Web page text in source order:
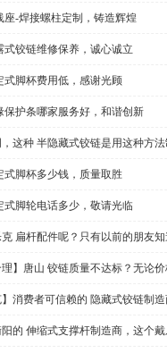
座-焊接螺柱定制，铸造辉煌
式铰链维修保养，诚心诚立
式脚杯费用低，感谢光顾
保护条哪家服务好，和谐创新
这种 半隐藏式铰链是用这种方
式脚杯多少钱，质量取胜
式脚轮电话多少，敬请光临
扁杆配件呢？只有以前的朋友
理】唐山 铰链质量不达标？无论
】消费者可信赖的 隐藏式铰链制
的 伸缩式支撑杆制造商，这个